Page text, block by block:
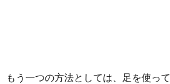
もう一つの方法としては、足を使って